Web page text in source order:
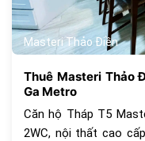
Masteri Thảo Điền
Thuê Masteri Thảo
Ga Metro
Căn hộ Tháp T5
2WC, nội thất cao